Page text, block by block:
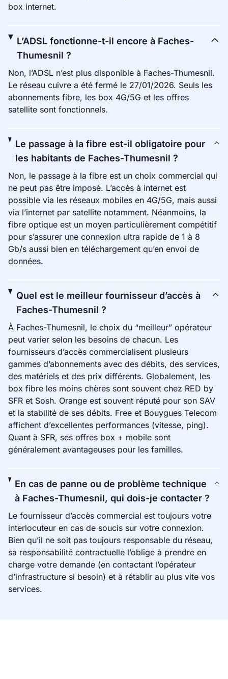
box internet.
L’ADSL fonctionne-t-il encore à Faches-
Thumesnil ?
Non, l’ADSL n’est plus disponible à Faches-Thumesnil.
Le réseau cuivre a été fermé le 27/01/2026. Seuls les
abonnements fibre, les box 4G/5G et les offres
satellite sont fonctionnels.
Le passage à la fibre est-il obligatoire pour
les habitants de Faches-Thumesnil ?
Non, le passage à la fibre est un choix commercial qui
ne peut pas être imposé. L’accès à internet est
possible via les réseaux mobiles en 4G/5G, mais aussi
via l’internet par satellite notamment. Néanmoins, la
fibre optique est un moyen particulièrement compétitif
pour s’assurer une connexion ultra rapide de 1 à 8
Gb/s aussi bien en téléchargement qu’en envoi de
données.
Quel est le meilleur fournisseur d’accès à
Faches-Thumesnil ?
À Faches-Thumesnil, le choix du “meilleur” opérateur
peut varier selon les besoins de chacun. Les
fournisseurs d’accès commercialisent plusieurs
gammes d’abonnements avec des débits, des services,
des matériels et des prix différents. Globalement, les
box fibre les moins chères sont souvent chez RED by
SFR et Sosh. Orange est souvent réputé pour son SAV
et la stabilité de ses débits. Free et Bouygues Telecom
affichent d’excellentes performances (vitesse, ping).
Quant à SFR, ses offres box + mobile sont
généralement avantageuses pour les familles.
En cas de panne ou de problème technique
à Faches-Thumesnil, qui dois-je contacter ?
Le fournisseur d’accès commercial est toujours votre
interlocuteur en cas de soucis sur votre connexion.
Bien qu’il ne soit pas toujours responsable du réseau,
sa responsabilité contractuelle l’oblige à prendre en
charge votre demande (en contactant l’opérateur
d’infrastructure si besoin) et à rétablir au plus vite vos
services.